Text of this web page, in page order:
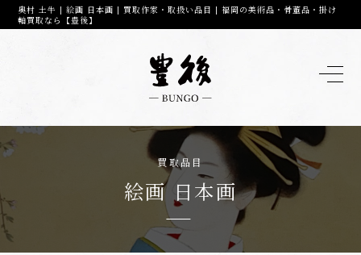
奥村 土牛 | 絵画 日本画 | 買取作家・取扱い品目 | 福岡の美術品・骨董品・掛け
軸買取なら【豊後】
買取品目
絵画 日本画